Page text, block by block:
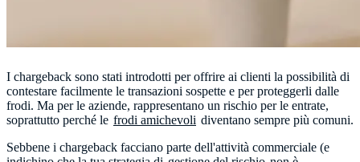
I chargeback sono stati introdotti per offrire ai clienti la possibilità di
contestare facilmente le transazioni sospette e per proteggerli dalle
frodi. Ma per le aziende, rappresentano un rischio per le entrate,
soprattutto perché le frodi amichevoli diventano sempre più comuni.
Sebbene i chargeback facciano parte dell'attività commerciale (e